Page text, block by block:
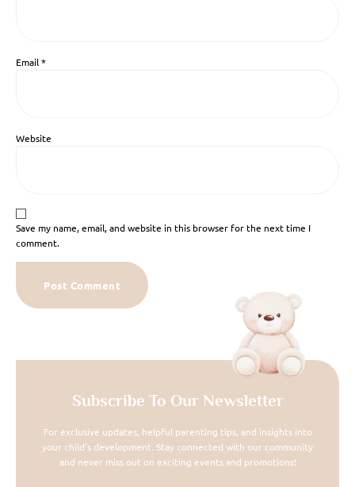
Email*
Website
Save my name, email, and website in this browser for the next time I
comment.
Subscribe To Our Newsletter
For exclusive updates, helpful parenting tips, and insights into
your child's development. Stay connected with our community
and never miss out on exciting events and promotions!